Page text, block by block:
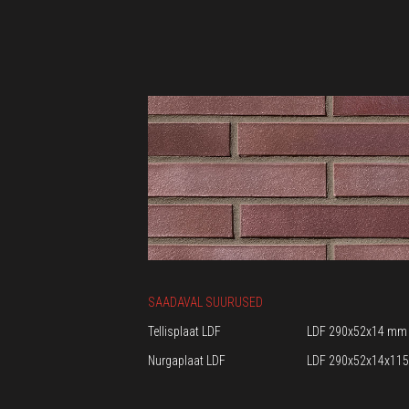
SAADAVAL SUURUSED
Tellisplaat LDF
LDF 290x52x14 mm
Nurgaplaat LDF
LDF